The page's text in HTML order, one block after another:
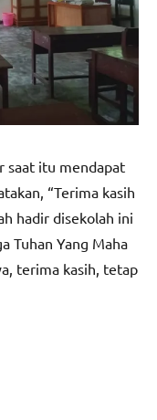
saat itu mendapat
“Terima kasih
hadir disekolah ini
Tuhan Yang Maha
terima kasih, tetap